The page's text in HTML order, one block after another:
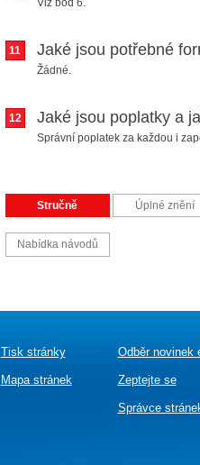
Viz bod 6.
11 Jaké jsou potřebné
Žádné.
12 Jaké jsou poplatky a
Správní poplatek za každou i
Stručně Úplné znění
Nabídka návodů
Tisk stránky
Mapa stránek
Odběr novinek
Zeptejte se
Správce